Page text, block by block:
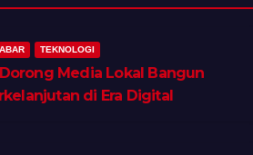
TEKNOLOGI
Media Lokal Bangun
di Era Digital